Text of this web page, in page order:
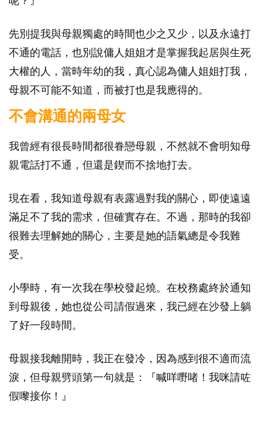
先別提我與母親獨處的時間也少之又少，以及永遠打
不通的電話，也別說傭人姐姐才是掌握我起居與生死
大權的人，當時年幼的我，真心認為傭人姐姐打我，
母親不可能不知道，而被打也是我應得的。
不會溝通的兩母女
我曾經有很長時間都很眷戀母親，不然就不會明知母
親電話打不通，但還是鍥而不捨地打去。
現在看，我知道母親有表露過對我的關心，即使遠遠
滿足不了我的需求，但確實存在。不過，那時的我卻
很難去理解她的關心，主要是她的語氣總是令我難
受。
小學時，有一次我在學校發起燒。在校務處終於通知
到母親後，她也從公司請假過來，我已經在沙發上躺
了好一段時間。
母親接我離開時，我正在發冷，因為感到很不適而流
淚，但母親劈頭第一句就是：『喊咩嘢啫！我咪請咗
假嚟接你！』